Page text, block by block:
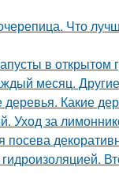
Что
в открытом
месяц.
Какие
Уход за